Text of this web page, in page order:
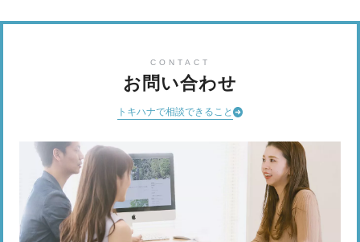
CONTACT
お問い合わせ
トキハナで相談できること